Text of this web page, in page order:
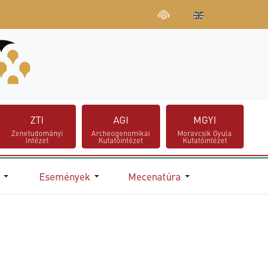
ZTI
Zenetudományi
Intézet
AGI
Archeogenomikai
Kutatóintézet
MGYI
Moravcsik Gyula
Kutatóintézet
Események Mecenatúra